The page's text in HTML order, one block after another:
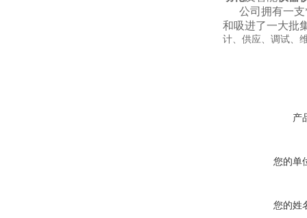
公司拥有一支*
和吸进了一大批
计、供应、调试、
产
您的单
您的姓